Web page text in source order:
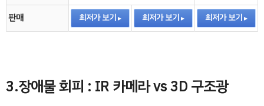
판매
최저가 보기 최저가 보기 최저가 보기
3.장애물 회피 : IR 카메라 vs 3D 구조광